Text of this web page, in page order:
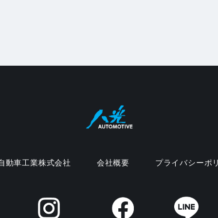
動車工業株式会社 会社概要 プライバシーポ